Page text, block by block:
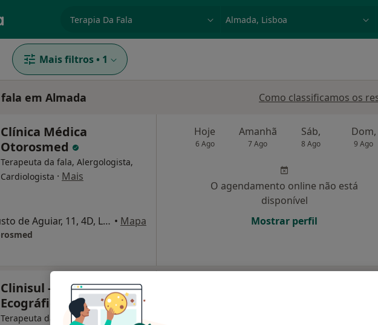
Mais filtros • 1
em Almada Como classificamos os
Clínica Médica
Otorosmed
Terapeuta da fala, Alergologista,
Cardiologista · Mais
Av. António Augusto de Aguiar, 11, 4D, Lisboa • Mapa
Hoje
6 Ago
Amanhã
7 Ago
Sáb,
8 Ago
Dom,
9 Ago
O agendamento online não está
disponível
Mostrar perfil
Clinisul - Centro Médico
Ecográfico Lda
Terapeuta da fala, Acupuntor,